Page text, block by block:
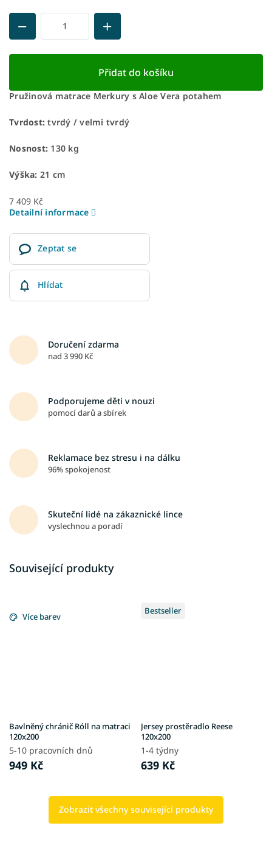
Přidat do košíku
Pružinová matrace Merkury s Aloe Vera potahem
Tvrdost: tvrdý / velmi tvrdý
Nosnost: 130 kg
Výška: 21 cm
7 409 Kč
Detailní informace
Zeptat se
Hlídat
Doručení zdarma
nad 3 990 Kč
Podporujeme děti v nouzi
pomocí darů a sbírek
Reklamace bez stresu i na dálku
96% spokojenost
Skuteční lidé na zákaznické lince
vyslechnou a poradí
Související produkty
Více barev
Bavlněný chránič Róll na matraci
120x200
5-10 pracovních dnů
949 Kč
Bestseller
Jersey prostěradlo Reese
120x200
1-4 týdny
639 Kč
Zobrazit všechny související produkty